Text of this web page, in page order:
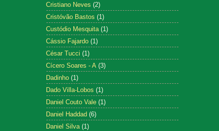
Cristiano Neves (2)
Cristóvão Bastos (1)
Custódio Mesquita (1)
Cássio Fajardo (1)
César Tucci (1)
Cícero Soares - A (3)
Dadinho (1)
Dado Villa-Lobos (1)
Daniel Couto Vale (1)
Daniel Haddad (6)
Daniel Silva (1)